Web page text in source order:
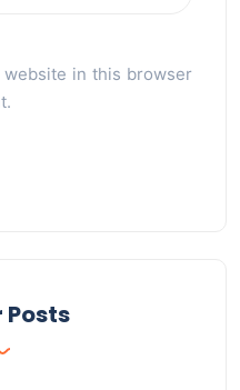
website in this browser
Posts